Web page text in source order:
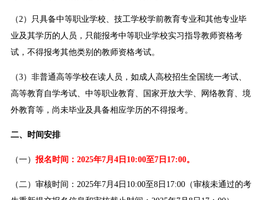
（2）只具备中等职业学校、技工学校学前教育专业和其他专业毕
业及其学历的人员，只能报考中等职业学校实习指导教师资格考
试，不得报考其他类别的教师资格考试。
（3）非普通高等学校在读人员，如成人高校招生全国统一考试、
高等教育自学考试、中等职业教育、国家开放大学、网络教育、境
外教育等，尚未毕业及具备相应学历的不得报考。
二、时间安排
（一） 报名时间：2025年7月4日10:00至7日17:00。
（二）审核时间：2025年7月4日10:00至8日17:00（审核未通过的考